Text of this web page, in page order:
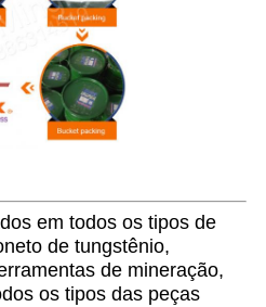
em todos os tipos de
de tungstênio,
de mineração,
os tipos das peças